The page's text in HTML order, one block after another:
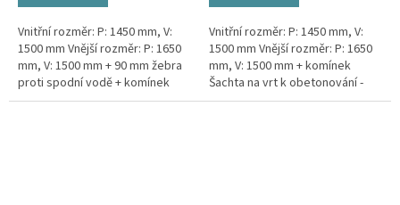
Vnitřní rozměr: P: 1450 mm, V:
1500 mm Vnější rozměr: P: 1650
mm, V: 1500 mm + 90 mm žebra
proti spodní vodě + komínek
Dvouplášťová vodoměrná šachta
Vnitřní rozměr: P: 1450 mm, V:
1500 mm Vnější rozměr: P: 1650
mm, V: 1500 mm + komínek
Šachta na vrt k obetonování -
vhodná pod parkovací stání,